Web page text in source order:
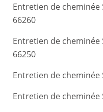
Entretien de cheminée
66260
Entretien de cheminée
66250
Entretien de cheminée
Entretien de cheminée